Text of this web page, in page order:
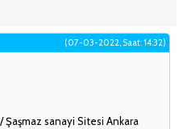
(07-03-2022, Saat: 14:32)
Şaşmaz sanayi Sitesi Ankara